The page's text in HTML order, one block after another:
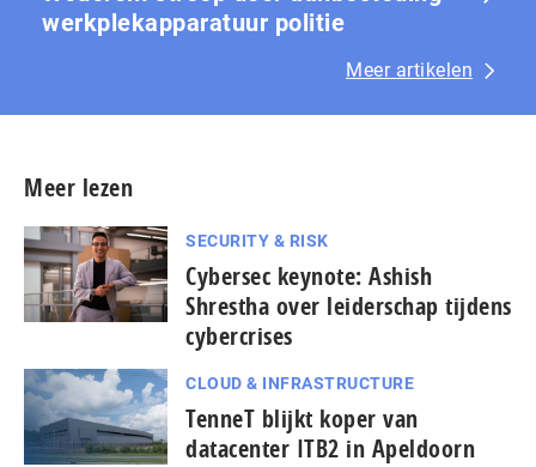
werkplekapparatuur politie
Meer artikelen
Meer lezen
SECURITY & RISK
Cybersec keynote: Ashish
Shrestha over leiderschap tijdens
cybercrises
CLOUD & INFRASTRUCTURE
TenneT blijkt koper van
datacenter ITB2 in Apeldoorn